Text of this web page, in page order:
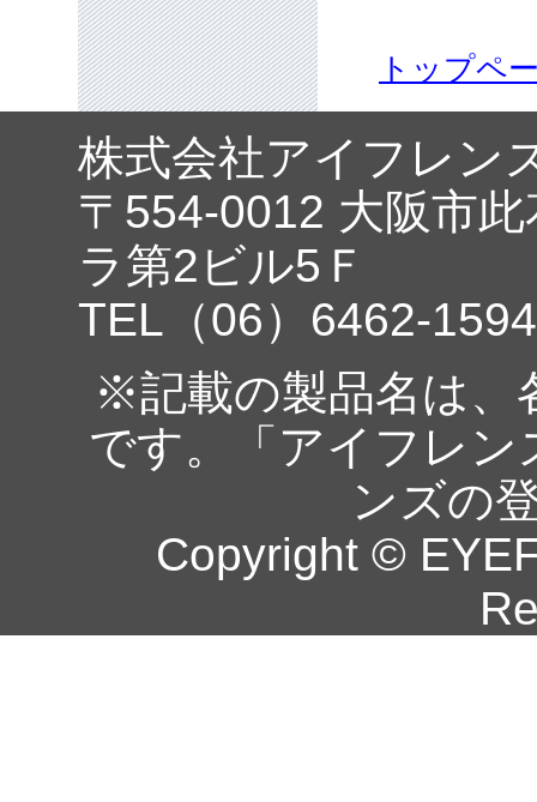
トップペ
株式会社アイフレン
〒554-0012 大阪市
ラ第2ビル5Ｆ
TEL（06）6462-
※記載の製品名は、
です。「アイフレ
ンズの
Copyright ©